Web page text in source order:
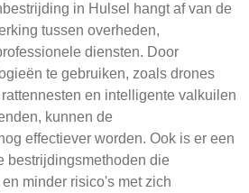
in Hulsel hangt af van de
tussen overheden,
diensten. Door
te gebruiken, zoals drones
en intelligente valkuilen
kunnen de
effectiever worden. Ook is er een
bestrijdingsmethoden die
minder risico's met zich